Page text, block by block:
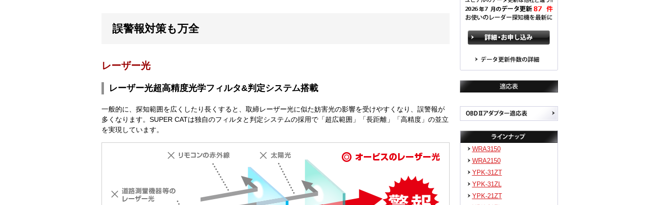
誤警報対策も万全
レーザー光
レーザー光超高精度光学フィルタ&判定システム搭載
一般的に、探知範囲を広くしたり長くすると、取締レーザー光に似た妨害光の影響を受けやすくなり、誤警報が
多くなります。SUPER CATは独自のフィルタと判定システムの採用で「超広範囲」「長距離」「高精度」の並立
を実現しています。
WRA3150
WRA2150
YPK-31ZT
YPK-31ZL
YPK-21ZT